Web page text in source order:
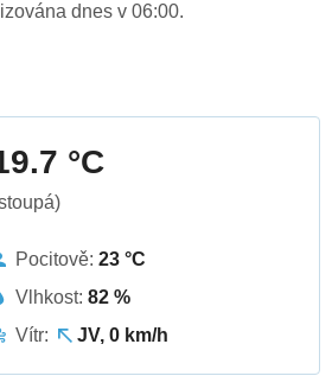
dnes v 06:00.
°C
Pocitově: 23 °C
Vlhkost: 82 %
Vítr:
JV, 0 km/h